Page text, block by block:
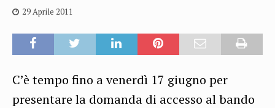
29 Aprile 2011
C’è tempo fino a venerdì 17 giugno per
presentare la domanda di accesso al bando